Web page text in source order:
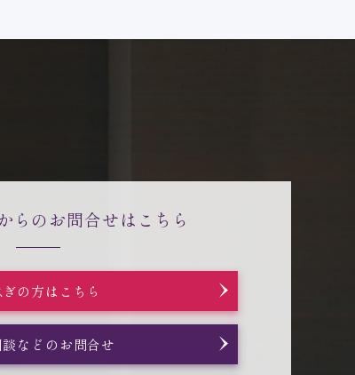
らのお問合せはこちら
ぎの方はこちら
などのお問合せ